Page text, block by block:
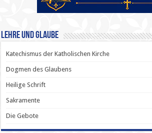
Lehre und Glaube
Katechismus der Katholischen Kirche
Dogmen des Glaubens
Heilige Schrift
Sakramente
Die Gebote